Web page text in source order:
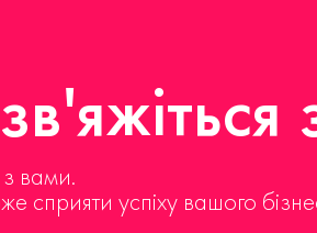
вами.
сприяти успіху вашого